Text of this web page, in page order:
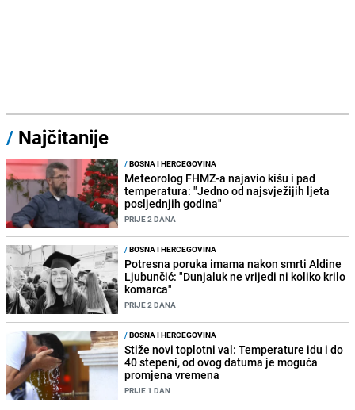
/ Najčitanije
/BOSNA I HERCEGOVINA
Meteorolog FHMZ-a najavio kišu i pad
temperatura: "Jedno od najsvježijih ljeta
posljednjih godina"
PRIJE 2 DANA
/BOSNA I HERCEGOVINA
Potresna poruka imama nakon smrti Aldine
Ljubunčić: "Dunjaluk ne vrijedi ni koliko krilo
komarca"
PRIJE 2 DANA
/BOSNA I HERCEGOVINA
Stiže novi toplotni val: Temperature idu i do
40 stepeni, od ovog datuma je moguća
promjena vremena
PRIJE 1 DAN